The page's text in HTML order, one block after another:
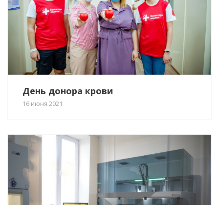
День донора крови
16 июня 2021